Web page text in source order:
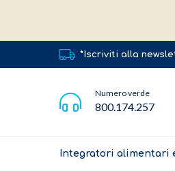
*Iscriviti alla
Numero verde
800.174.257
Integratori alimentari